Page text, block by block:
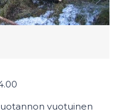
vuotuinen